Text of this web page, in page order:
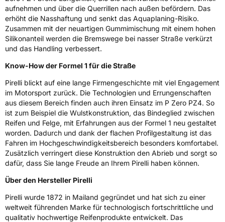
aufnehmen und über die Querrillen nach außen befördern. Das
erhöht die Nasshaftung und senkt das Aquaplaning-Risiko.
Zusammen mit der neuartigen Gummimischung mit einem hohen
Silikonanteil werden die Bremswege bei nasser Straße verkürzt
und das Handling verbessert.
Know-How der Formel 1 für die Straße
Pirelli blickt auf eine lange Firmengeschichte mit viel Engagement
im Motorsport zurück. Die Technologien und Errungenschaften
aus diesem Bereich finden auch ihren Einsatz im P Zero PZ4. So
ist zum Beispiel die Wulstkonstruktion, das Bindeglied zwischen
Reifen und Felge, mit Erfahrungen aus der Formel 1 neu gestaltet
worden. Dadurch und dank der flachen Profilgestaltung ist das
Fahren im Hochgeschwindigkeitsbereich besonders komfortabel.
Zusätzlich verringert diese Konstruktion den Abrieb und sorgt so
dafür, dass Sie lange Freude an Ihrem Pirelli haben können.
Über den Hersteller Pirelli
Pirelli wurde 1872 in Mailand gegründet und hat sich zu einer
weltweit führenden Marke für technologisch fortschrittliche und
qualitativ hochwertige Reifenprodukte entwickelt. Das